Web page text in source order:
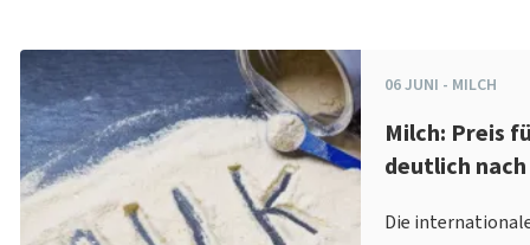
06JUNI - MILCH
Milch: Preis
deutlich
Die